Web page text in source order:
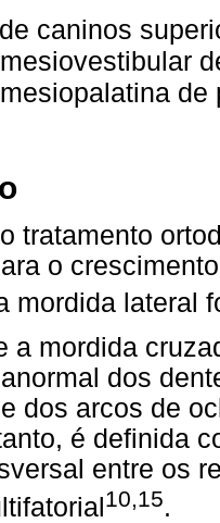
caninos
de
tratamento
o
mordida lateral
a mordida
dos
dos arcos de
é definida
entre os
10,15.